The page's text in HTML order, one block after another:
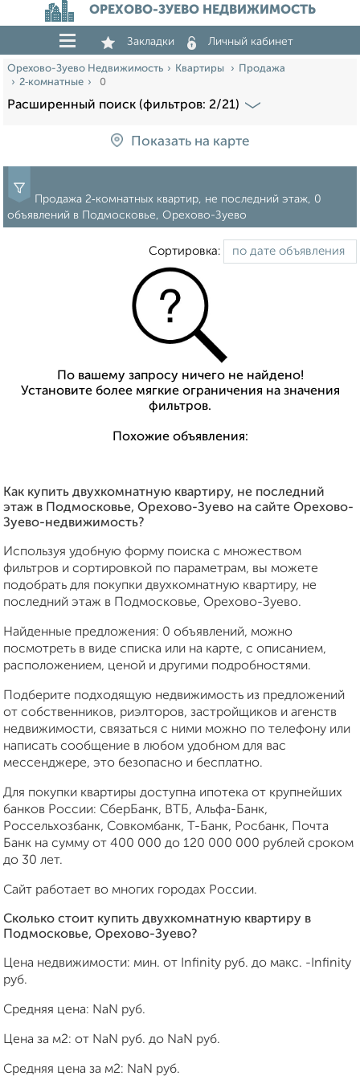
ОРЕХОВО-ЗУЕВО НЕДВИЖИМОСТЬ
Закладки Личный кабинет
Орехово-Зуево Недвижимость Квартиры
Продажа
2‑комнатные
0
Расширенный поиск (фильтров: 2/21)
Показать на карте
Продажа 2‑комнатных квартир, не последний этаж, 0
объявлений в Подмосковье, Орехово-Зуево
Сортировка:
По вашему запросу ничего не найдено!
Установите более мягкие ограничения на значения
фильтров.
Похожие объявления:
Как купить двухкомнатную квартиру, не последний
этаж в Подмосковье, Орехово-Зуево на сайте Орехово-
Зуево-недвижимость?
Используя удобную форму поиска с множеством
фильтров и сортировкой по параметрам, вы можете
подобрать для покупки двухкомнатную квартиру, не
последний этаж в Подмосковье, Орехово-Зуево.
Найденные предложения: 0 объявлений, можно
посмотреть в виде списка или на карте, с описанием,
расположением, ценой и другими подробностями.
Подберите подходящую недвижимость из предложений
от собственников, риэлторов, застройщиков и агенств
недвижимости, связаться с ними можно по телефону или
написать сообщение в любом удобном для вас
мессенджере, это безопасно и бесплатно.
Для покупки квартиры доступна ипотека от крупнейших
банков России: СберБанк, ВТБ, Альфа-Банк,
Россельхозбанк, Совкомбанк, Т-Банк, Росбанк, Почта
Банк на сумму от 400 000 до 120 000 000 рублей сроком
до 30 лет.
Сайт работает во многих городах России.
Сколько стоит купить двухкомнатную квартиру в
Подмосковье, Орехово-Зуево?
Цена недвижимости: мин. от Infinity руб. до макс. -Infinity
руб.
Средняя цена: NaN руб.
Цена за м2: от NaN руб. до NaN руб.
Средняя цена за м2: NaN руб.